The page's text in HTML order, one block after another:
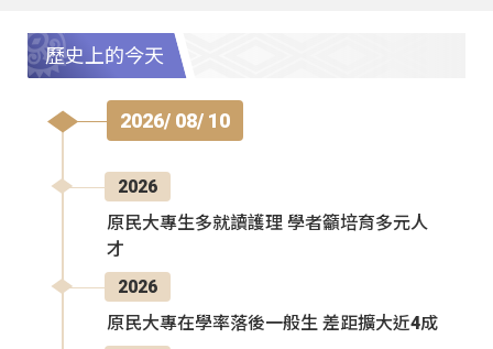
歷史上的今天
2026/ 08/ 10
2026
原民大專生多就讀護理 學者籲培育多元人
才
2026
原民大專在學率落後一般生 差距擴大近4成